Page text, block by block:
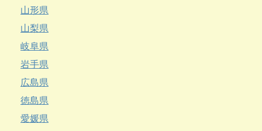
山形県
山梨県
岐阜県
岩手県
広島県
徳島県
愛媛県